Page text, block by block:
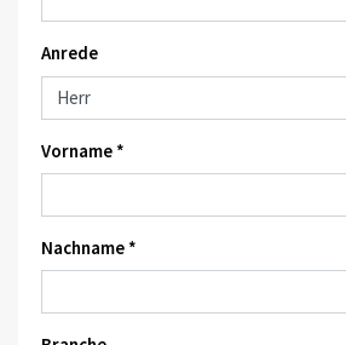
Anrede
Vorname *
Nachname *